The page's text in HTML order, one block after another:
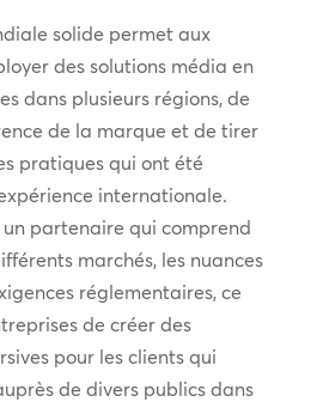
solide permet aux
des solutions média en
dans plusieurs régions, de
de la marque et de tirer
pratiques qui ont été
internationale.
partenaire qui comprend
marchés, les nuances
réglementaires, ce
de créer des
pour les clients qui
de divers publics dans